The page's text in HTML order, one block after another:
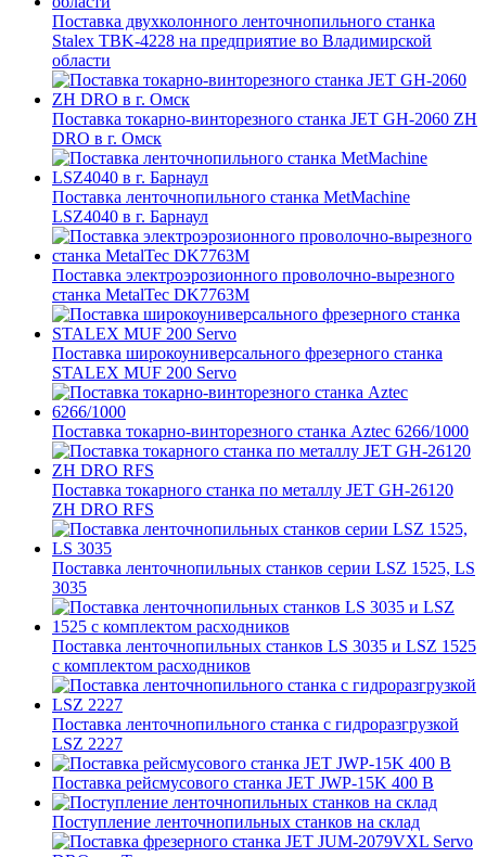
Поставка двухколонного ленточнопильного станка
Stalex TBK-4228 на предприятие во Владимирской
области
Поставка токарно-винторезного станка JET GH-2060 ZH
DRO в г. Омск
Поставка ленточнопильного станка MetMachine
LSZ4040 в г. Барнаул
Поставка электроэрозионного проволочно-вырезного
станка MetalTec DK7763M
Поставка широкоуниверсального фрезерного станка
STALEX MUF 200 Servo
Поставка токарно-винторезного станка Aztec 6266/1000
Поставка токарного станка по металлу JET GH-26120
ZH DRO RFS
Поставка ленточнопильных станков серии LSZ 1525, LS
3035
Поставка ленточнопильных станков LS 3035 и LSZ 1525
с комплектом расходников
Поставка ленточнопильного станка c гидроразгрузкой
LSZ 2227
Поставка рейсмусового станка JET JWP-15K 400 В
Поступление ленточнопильных станков на склад